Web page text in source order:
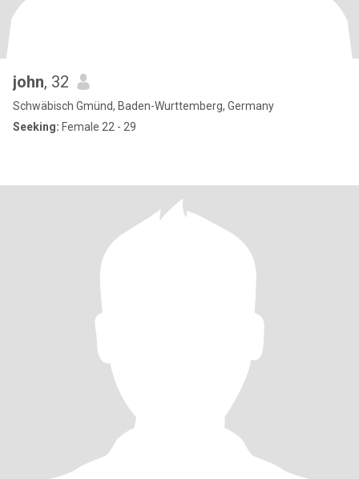
john, 32
Schwäbisch Gmünd, Baden-Wurttemberg, Germany
Seeking: Female 22 - 29